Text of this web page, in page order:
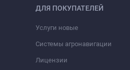
ДЛЯ ПОКУПАТЕЛЕЙ
Услуги новые
Системы агронавигации
Лицензии